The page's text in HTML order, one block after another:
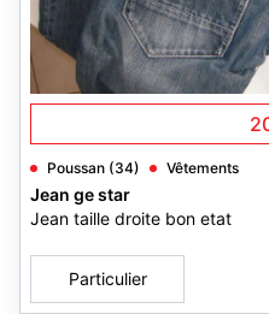
Poussan (34) Vêtements
Jean ge star
Jean taille droite bon etat
Particulier